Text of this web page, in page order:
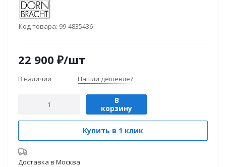
Код товара: 99-4835436
22 900 ₽/шт
В наличии Нашли дешевле?
В
корзину
Купить в 1 клик
Доставка в Москва